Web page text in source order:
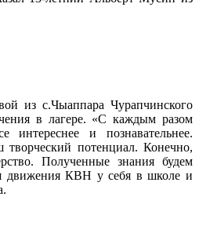
из с.Чыаппара Чурапчинского
в лагере. «С каждым разом
интереснее и познавательнее.
потенциал. Конечно,
Полученные знания будем
движения КВН у себя в школе и